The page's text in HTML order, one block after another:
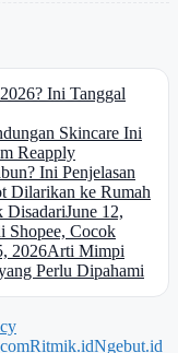
Ini Tanggal
Skincare Ini
Reapply
Ini Penjelasan
Dilarikan ke Rumah
DisadariJune 12,
Shopee, Cocok
2026Arti Mimpi
Perlu Dipahami
Ritmik.idNgebut.id